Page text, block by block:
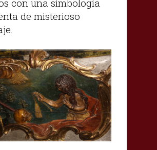
con una simbología
de misterioso